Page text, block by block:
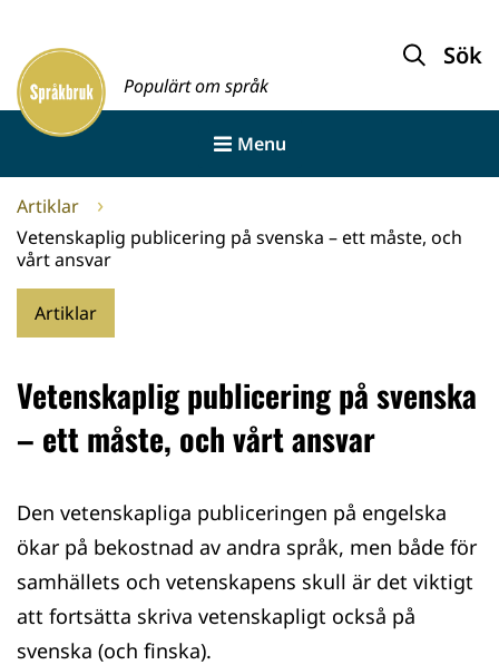
innehållet
Framsida
Populärt om språk
Sök
Menu
Artiklar
Vetenskaplig publicering på svenska – ett måste, och
vårt ansvar
Artiklar
Vetenskaplig publicering på svenska
– ett måste, och vårt ansvar
Den vetenskapliga publiceringen på engelska
ökar på bekostnad av andra språk, men både för
samhällets och vetenskapens skull är det viktigt
att fortsätta skriva vetenskapligt också på
svenska (och finska).